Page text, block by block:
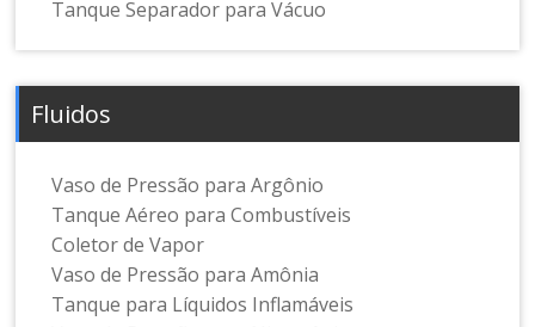
Tanque Separador para Vácuo
Fluidos
Vaso de Pressão para Argônio
Tanque Aéreo para Combustíveis
Coletor de Vapor
Vaso de Pressão para Amônia
Tanque para Líquidos Inflamáveis